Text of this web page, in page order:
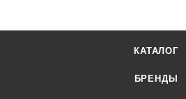
КАТАЛОГ
БРЕНДЫ